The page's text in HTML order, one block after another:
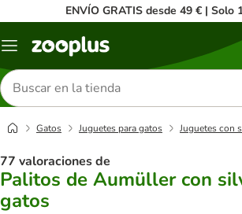
ENVÍO GRATIS desde 49 € | Solo
Menú
Buscar
productos
Gatos Juguetes para gatos Juguetes con
77 valoraciones de
Palitos de Aumüller con
gatos